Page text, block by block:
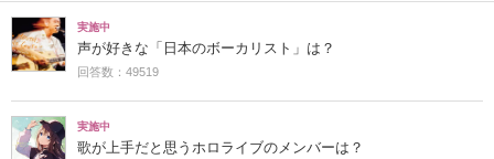
実施中
声が好きな「日本のボーカリスト」は？
回答数：49519
実施中
歌が上手だと思うホロライブのメンバーは？